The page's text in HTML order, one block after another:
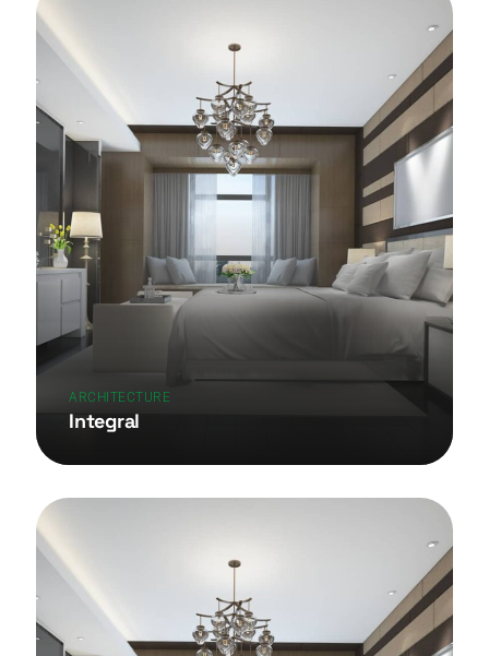
ARCHITECTURE
Integral